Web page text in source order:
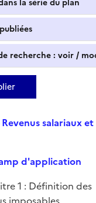
la série du plan
recherche : voir /
Revenus salariaux et
d'application
1 : Définition des